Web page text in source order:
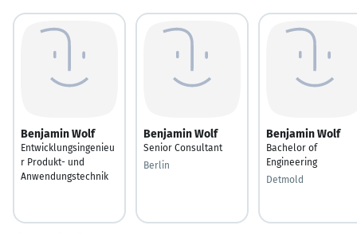
Benjamin Wolf
Entwicklungsingenieu
r Produkt- und
Anwendungstechnik
Benjamin Wolf
Senior Consultant
Berlin
Benjamin Wolf
Bachelor of
Engineering
Detmold